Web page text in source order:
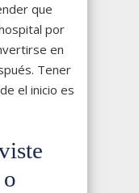
que
por
en
Tener
el inicio es